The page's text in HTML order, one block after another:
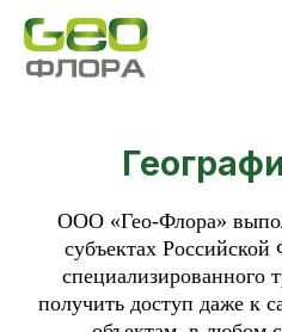
ООО «Гео-Флора»
субъектах
специализированного
получить доступ даже к